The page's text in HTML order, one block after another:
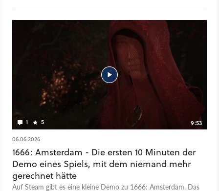
1 5
9:53
06.06.2026
1666: Amsterdam - Die ersten 10 Minuten der
Demo eines Spiels, mit dem niemand mehr
gerechnet hätte
Auf Steam gibt es eine kleine Demo zu 1666: Amsterdam. Das